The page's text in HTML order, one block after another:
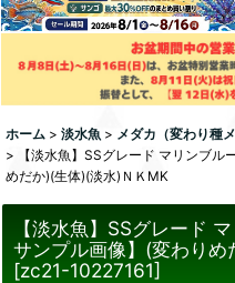
ホーム > 淡水魚 > メダカ（変わり種メ
>
【淡水魚】SSグレード マリンブ
めだか)(生体)(淡水)ＮＫMK
【淡水魚】SSグレード
サンプル画像】(変わり
[zc21-10227161]